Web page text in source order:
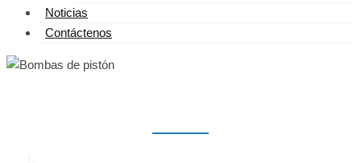
Noticias
Contáctenos